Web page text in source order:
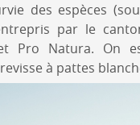
des espèces
par le
Pro Natura. On
à pattes